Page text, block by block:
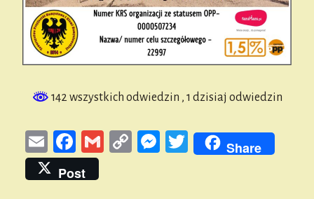
142 wszystkich odwiedzin , 1 dzisiaj odwiedzin
E
m
ail
Fa
ce
bo
G
Co
M
T
Share
Post